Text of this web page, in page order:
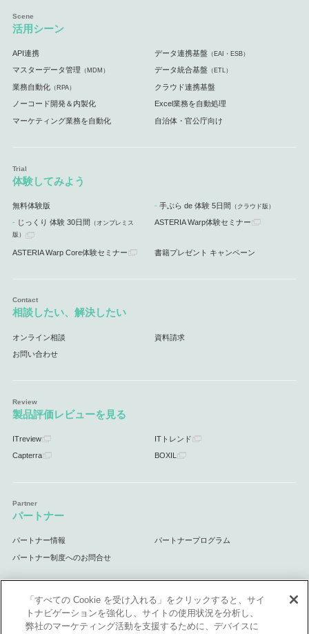
活用シーン
API連携 データ連携基盤 （EAI・ESB）
マスターデータ管理 （MDM） データ統合基盤 （ETL）
業務自動化（RPA） クラウド連携基盤
ノーコード開発＆内製化 Excel業務を自動処理
マーケティング業務を自動化 自治体・官公庁向け
体験してみよう
無料体験版 手ぶら de 体験 5日間 （クラウド版）
じっくり 体験 30日間 （オンプレミス
版）
ASTERIA Warp体験セミナー
ASTERIA Warp Core体験セミナー 書籍プレゼント キャンペーン
相談したい、解決したい
オンライン相談 資料請求
お問い合わせ
製品評価レビューを見る
ITreview ITトレンド
Capterra BOXIL
パートナー
パートナー情報 パートナープログラム
パートナー制度へのお問合せ
サポート
「すべての Cookie を受け入れる」をクリックすると、サイ
トナビゲーションを強化し、サイトの使用状況を分析し、
弊社のマーケティング活動を支援するために、デバイスに